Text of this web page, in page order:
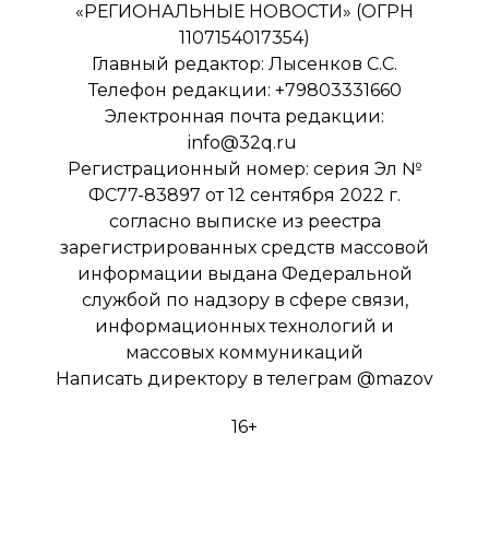
«РЕГИОНАЛЬНЫЕ НОВОСТИ» (ОГРН
1107154017354)
Главный редактор: Лысенков С.С.
Телефон редакции: +79803331660
Электронная почта редакции:
info@32q.ru
Регистрационный номер: серия Эл №
ФС77-83897 от 12 сентября 2022 г.
согласно выписке из реестра
зарегистрированных средств массовой
информации выдана Федеральной
службой по надзору в сфере связи,
информационных технологий и
массовых коммуникаций
Написать директору в телеграм @mazov
16+